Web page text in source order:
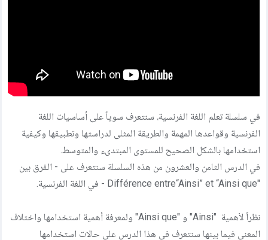
تغيير اللغة
مركز المساعدة
في سلسلة تعلم اللغة الفرنسية، سنتعرف سوياً على أساسيات اللغة
الفرنسية وقواعدها المهمة والطريقة المثلى لدراستها وتطبيقها وكيفية
استخدامها بالشكل الصحيح للمستوى المبتدىء والمتوسط.
في الدرس الثامن والعشرون من هذه السلسلة سنتعرف على - الفرق بين
"Différence entre“Ainsi” et “Ainsi que - في اللغة الفرنسية.
نظراً لأهمية "Ainsi" و "Ainsi que" ولمعرفة أهمية استخدامها واختلاف
المعنى فيما بينها سنتعرف في هذا الدرس على حالات استخدامها